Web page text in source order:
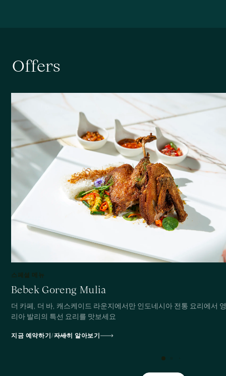
Offers
스페셜 메뉴
Bebek Goreng Mulia
더 카페, 더 바, 캐스케이드 라운지에서만 인도네시아 전통 요리에서
리아 발리의 특선 요리를 맛보세요
지금 예약하기/자세히 알아보기